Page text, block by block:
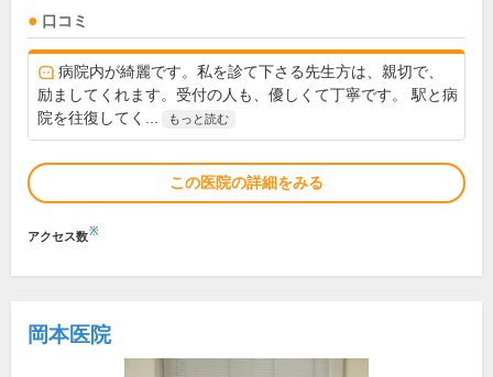
口コミ
病院内が綺麗です。私を診て下さる先生方は、親切で、
励ましてくれます。受付の人も、優しくて丁寧です。 駅と病
院を往復してく...
もっと読む
この医院の詳細をみる
アクセス数※
岡本医院